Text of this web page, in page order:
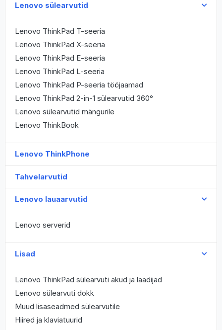
Lenovo sülearvutid
Lenovo ThinkPad T-seeria
Lenovo ThinkPad X-seeria
Lenovo ThinkPad E-seeria
Lenovo ThinkPad L-seeria
Lenovo ThinkPad P-seeria tööjaamad
Lenovo ThinkPad 2-in-1 sülearvutid 360°
Lenovo sülearvutid mängurile
Lenovo ThinkBook
Lenovo ThinkPhone
Tahvelarvutid
Lenovo lauaarvutid
Lenovo serverid
Lisad
Lenovo ThinkPad sülearvuti akud ja laadijad
Lenovo sülearvuti dokk
Muud lisaseadmed sülearvutile
Hiired ja klaviatuurid